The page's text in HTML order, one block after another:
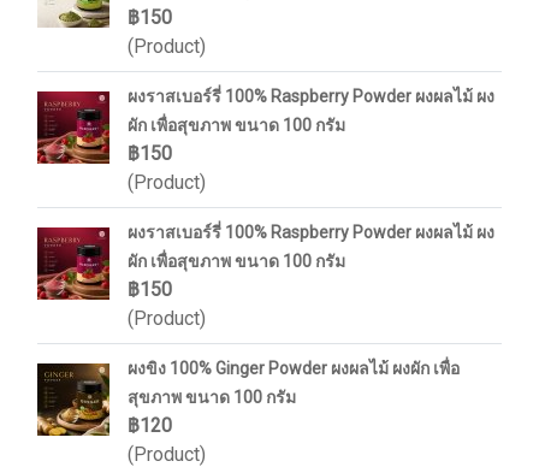
฿150
(Product)
ผงราสเบอร์รี่ 100% Raspberry Powder ผงผลไม้ ผง
ผัก เพื่อสุขภาพ ขนาด 100 กรัม
฿150
(Product)
ผงราสเบอร์รี่ 100% Raspberry Powder ผงผลไม้ ผง
ผัก เพื่อสุขภาพ ขนาด 100 กรัม
฿150
(Product)
ผงขิง 100% Ginger Powder ผงผลไม้ ผงผัก เพื่อ
สุขภาพ ขนาด 100 กรัม
฿120
(Product)